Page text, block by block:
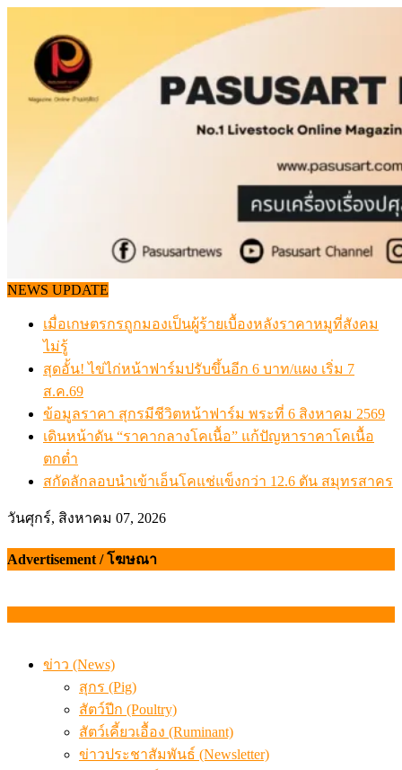
content
NEWS UPDATE
เมื่อเกษตรกรถูกมองเป็นผู้ร้ายเบื้องหลังราคาหมูที่สังคม
ไม่รู้
สุดอั้น! ไข่ไก่หน้าฟาร์มปรับขึ้นอีก 6 บาท/แผง เริ่ม 7
ส.ค.69
ข้อมูลราคา สุกรมีชีวิตหน้าฟาร์ม พระที่ 6 สิงหาคม 2569
เดินหน้าดัน “ราคากลางโคเนื้อ” แก้ปัญหาราคาโคเนื้อ
ตกต่ำ
สกัดลักลอบนำเข้าเอ็นโคแช่แข็งกว่า 12.6 ตัน สมุทรสาคร
วันศุกร์, สิงหาคม 07, 2026
Advertisement / โฆษณา
ข่าว (News)
สุกร (Pig)
สัตว์ปีก (Poultry)
สัตว์เคี้ยวเอื้อง (Ruminant)
ข่าวประชาสัมพันธ์ (Newsletter)